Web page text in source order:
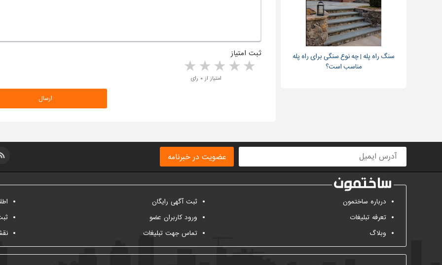
ثبت امتیاز
4 stars 3 stars 2 stars 1 star امتیاز از ۰ رای
سنگ راه پله | چه نوع سنگی برای راه پله
مناسب است؟
عضویت در خبرنامه
درباره ساختمون
تعرفه تبلیغات
وبلاگ
ثبت آگهی رایگان
ورود کاربران عضو
تماس جهت تبلیغات